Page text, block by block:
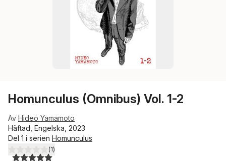
Homunculus (Omnibus) Vol. 1-2
Av Hideo Yamamoto
Häftad, Engelska, 2023
Del 1 i serien Homunculus
5,0utav 5 stjärnor. Totalt antal röster:
(1)